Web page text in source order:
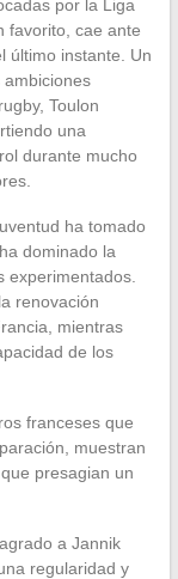
por la Liga
favorito, cae ante
último instante. Un
Toulon
una
durante mucho
ha tomado
dominado la
experimentados.
renovación
mientras
de los
franceses que
muestran
presagian un
a Jannik
regularidad y